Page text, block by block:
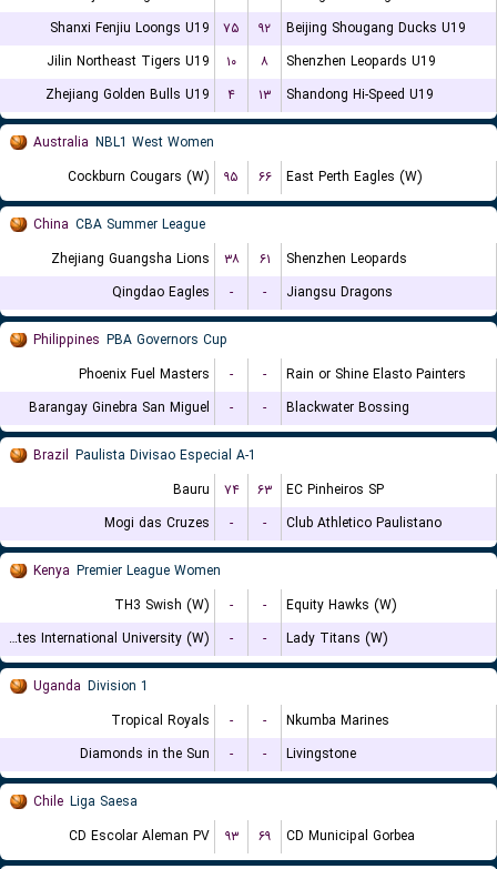
Shanxi Fenjiu Loongs U19
۷۵ ۹۲
Beijing Shougang Ducks U19
Jilin Northeast Tigers U19
۱۰ ۸
Shenzhen Leopards U19
Zhejiang Golden Bulls U19
۴ ۱۳ Shandong Hi-Speed U19
Australia NBL1 West Women
Cockburn Cougars (W)
۹۵ ۶۶ East Perth Eagles (W)
China CBA Summer League
Zhejiang Guangsha Lions
۳۸ ۶۱
Shenzhen Leopards
Qingdao Eagles
- - Jiangsu Dragons
Philippines PBA Governors Cup
Phoenix Fuel Masters
- -
Rain or Shine Elasto Painters
Barangay Ginebra San Miguel
- - Blackwater Bossing
Brazil Paulista Divisao Especial A-1
Bauru
۷۴ ۶۳
EC Pinheiros SP
Mogi das Cruzes
- - Club Athletico Paulistano
Kenya Premier League Women
TH3 Swish (W)
- -
Equity Hawks (W)
United States International University (W)
- - Lady Titans (W)
Uganda Division 1
Tropical Royals
- -
Nkumba Marines
Diamonds in the Sun
- - Livingstone
Chile Liga Saesa
CD Escolar Aleman PV
۹۳ ۶۹ CD Municipal Gorbea